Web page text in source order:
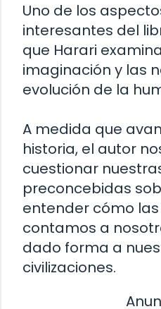
Uno de los
interesantes del
que Harari
imaginación y las
evolución de la
A medida que
historia, el autor
cuestionar
preconcebidas
entender cómo
contamos a
dado forma a
civilizaciones.